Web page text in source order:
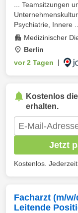
... Teamsitzungen
Psychiatrie, Innere ...
Medizinischer
Berlin
vor 2 Tagen
Kostenlos
erhalten.
Jetzt
Kostenlos.
Facharzt (m/
Leitende